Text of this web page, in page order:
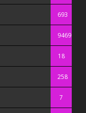
693
9469
18
258
7